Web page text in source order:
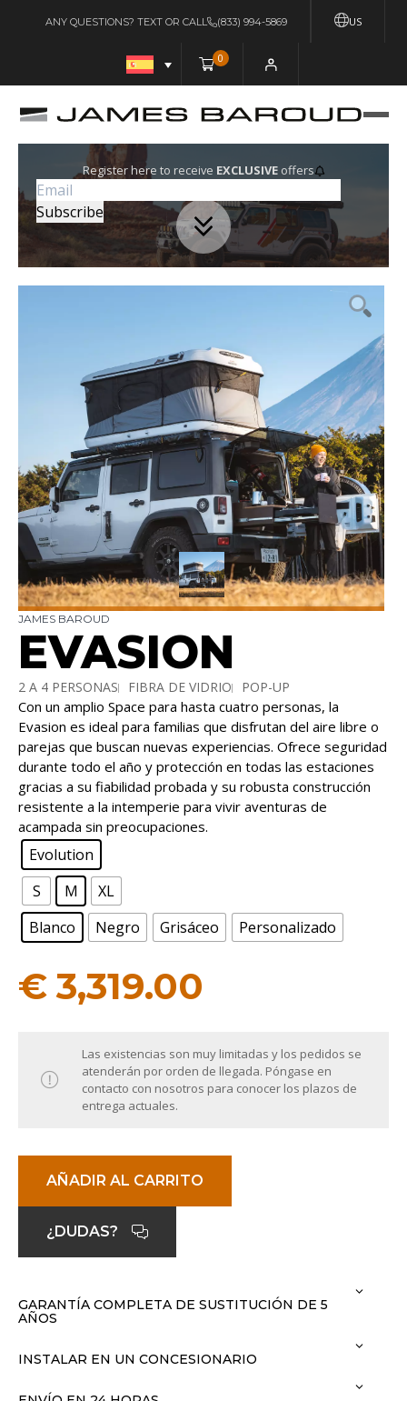
US
ANY QUESTIONS? TEXT OR CALL (833) 994-5869
0
Register here to receive EXCLUSIVEoffers
JAMES BAROUD
EVASION
2 A 4 PERSONAS FIBRA DE VIDRIO
POP-UP
SEGURIDAD DURANTE TODO EL AÑO
Con un amplio Space para hasta cuatro personas, la
Evasion es ideal para familias que disfrutan del aire libre o
parejas que buscan nuevas experiencias. Ofrece seguridad
durante todo el año y protección en todas las estaciones
gracias a su fiabilidad probada y su robusta construcción
resistente a la intemperie para vivir aventuras de
acampada sin preocupaciones.
Evolution
S
M
XL
Blanco
Negro Grisáceo Personalizado
€ 3,319.00
Las existencias son muy limitadas y los pedidos se
atenderán por orden de llegada. Póngase en
contacto con nosotros para conocer los plazos de
entrega actuales.
AÑADIR AL CARRITO
¿DUDAS?
GARANTÍA COMPLETA DE SUSTITUCIÓN DE 5
AÑOS
INSTALAR EN UN CONCESIONARIO